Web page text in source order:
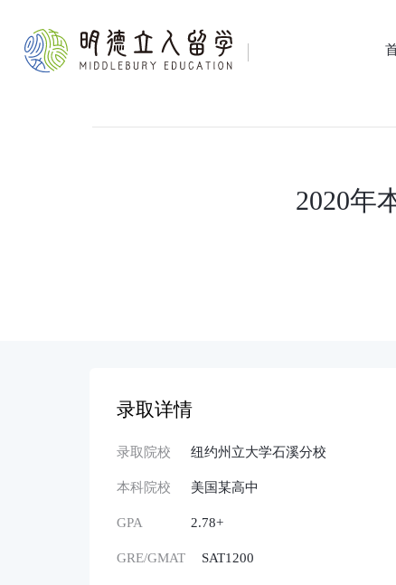
2020年
录取详情
录取院校 纽约州立大学石溪分校
本科院校 美国某高中
GPA 2.78+
GRE/GMAT SAT1200